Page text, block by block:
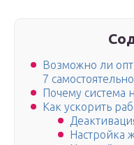
Возможно ли
7 самостоятельно
Почему система
Как ускорить
Настройка